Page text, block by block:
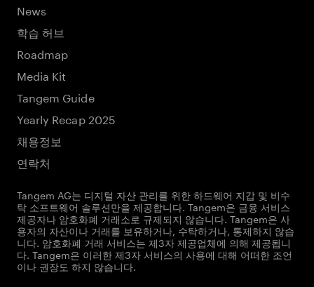
News
학습 허브
Roadmap
Media Kit
Tangem Guide
Yearly Recap 2025
채용정보
연락처
Tangem AG는 디지털 자산 관리를 위한 하드웨어 지갑 및 비수
탁 소프트웨어 솔루션만을 제공합니다. Tangem은 금융 서비스
제공자나 암호화폐 거래소로 규제되지 않습니다. Tangem은 사
용자의 자산이나 거래를 보유하거나, 수탁하거나, 통제하지 않습
니다. 암호화폐 거래 서비스는 제3자 제공업체에 의해 제공됩니
다. Tangem은 이러한 제3자 서비스의 사용에 대해 어떠한 조언
이나 권장도 하지 않습니다.